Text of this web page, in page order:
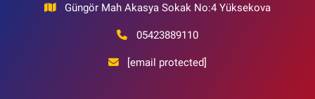
Güngör Mah Akasya Sokak No:4 Yüksekova
05423889110
[email protected]